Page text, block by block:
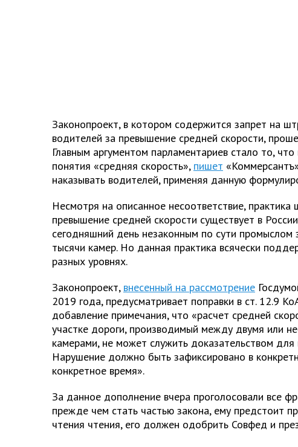
Законопроект, в котором содержится запрет на
водителей за превышение средней скорости,
Главным аргументом парламентариев стало то,
понятия «средняя скорость», пишет
наказывать водителей, применяя данную
Несмотря на описанное несоответствие, практика
превышение средней скорости существует в
сегодняшний день незаконным по сути промыслом
тысячи камер. Но данная практика всячески
разных уровнях.
Законопроект, внесенный на рассмотрение
2019 года, предусматривает поправки в ст. 12.9
добавление примечания, что «расчет средней
участке дороги, производимый между двумя или
камерами, не может служить доказательством
Нарушение должно быть зафиксировано в
конкретное время».
За данное дополнение вчера проголосовали все
прежде чем стать частью закона, ему предстоит
чтения чтения, его должен одобрить Совфед и